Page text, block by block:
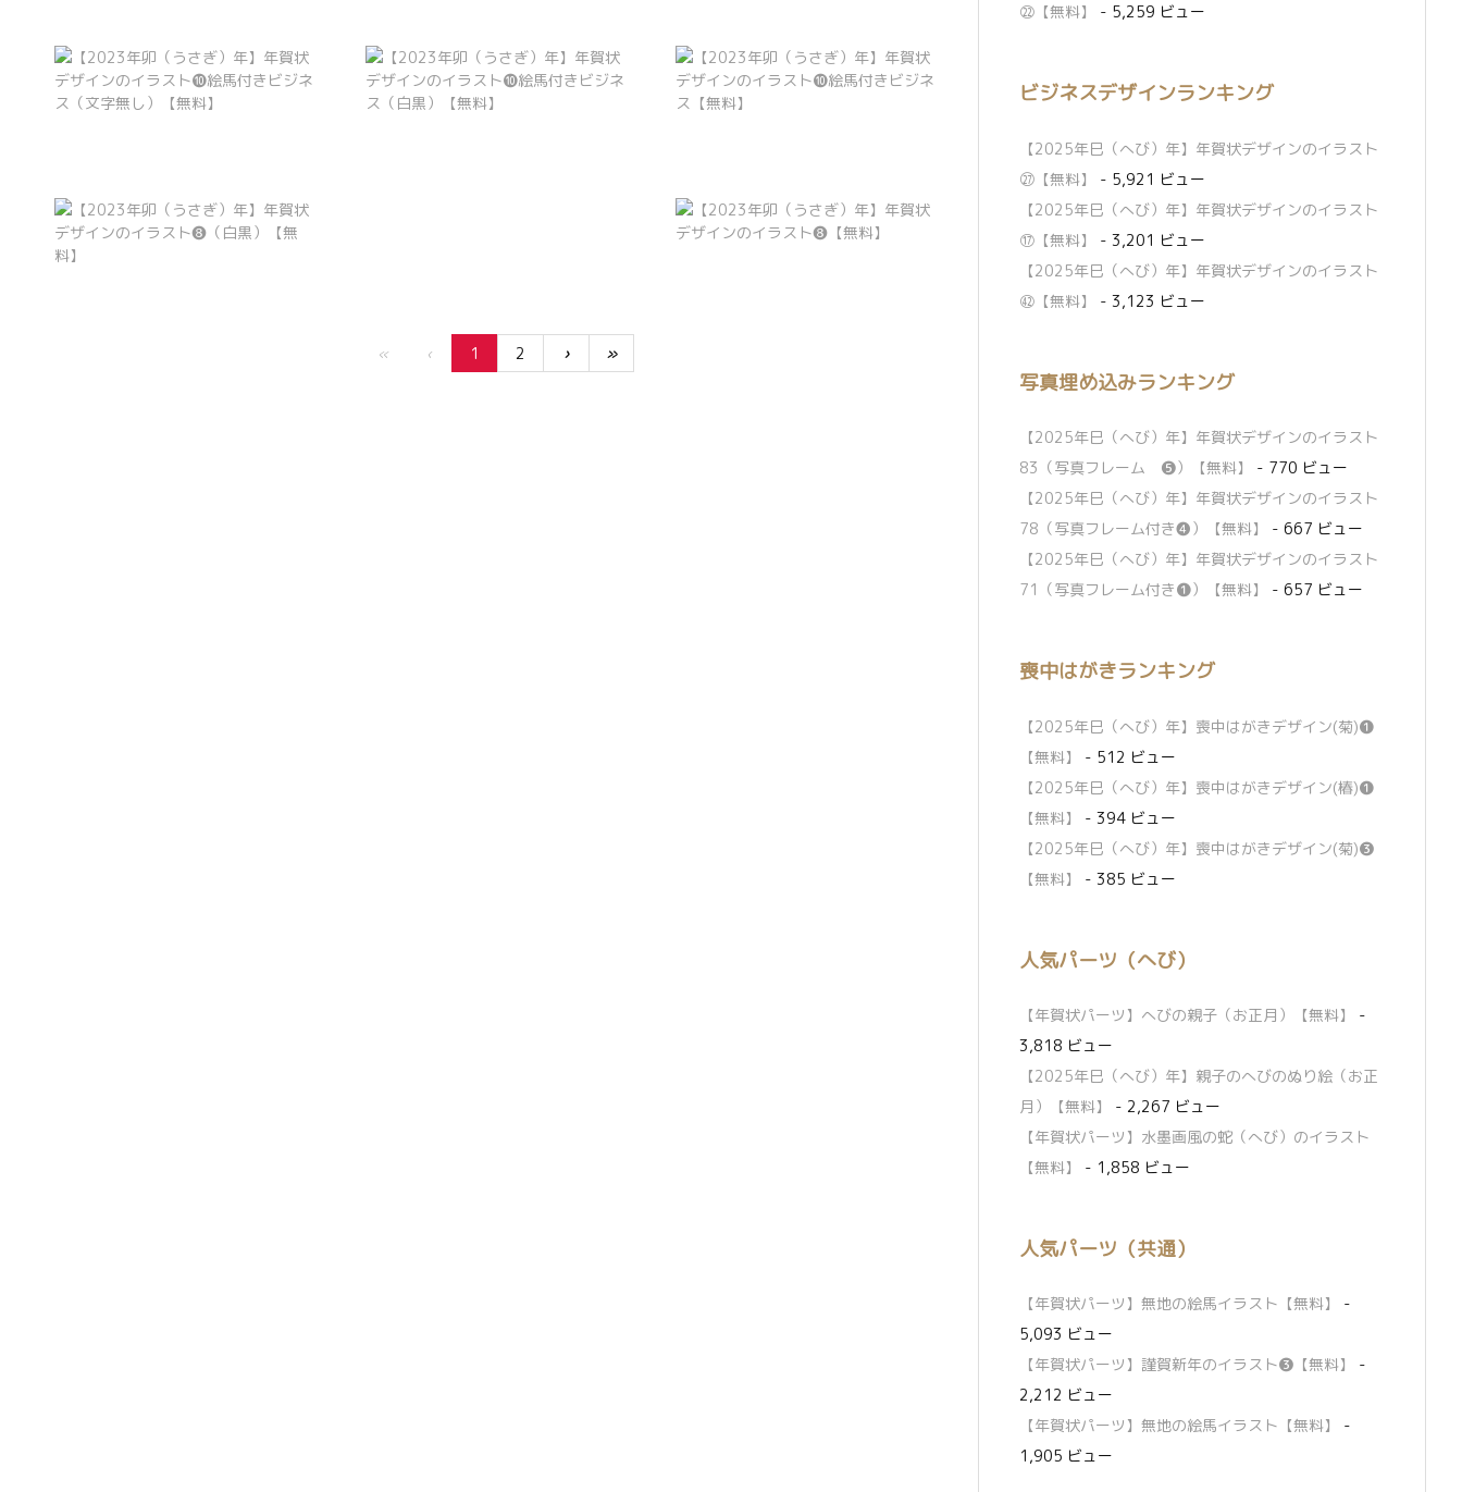
« ‹ 1 2 › »
㉒【無料】
- 5,259 ビュー
ビジネスデザインランキング
【2025年巳（へび）年】年賀状デザインのイラスト
㉗【無料】
- 5,921 ビュー
【2025年巳（へび）年】年賀状デザインのイラスト
⑰【無料】
- 3,201 ビュー
【2025年巳（へび）年】年賀状デザインのイラスト
㊷【無料】
- 3,123 ビュー
写真埋め込みランキング
【2025年巳（へび）年】年賀状デザインのイラスト
83（写真フレーム ❺）【無料】
- 770 ビュー
【2025年巳（へび）年】年賀状デザインのイラスト
78（写真フレーム付き❹）【無料】
- 667 ビュー
【2025年巳（へび）年】年賀状デザインのイラスト
71（写真フレーム付き❶）【無料】
- 657 ビュー
喪中はがきランキング
【2025年巳（へび）年】喪中はがきデザイン(菊)❶
【無料】
- 512 ビュー
【2025年巳（へび）年】喪中はがきデザイン(椿)❶
【無料】
- 394 ビュー
【2025年巳（へび）年】喪中はがきデザイン(菊)❸
【無料】
- 385 ビュー
人気パーツ（へび）
【年賀状パーツ】へびの親子（お正月）【無料】
-
3,818 ビュー
【2025年巳（へび）年】親子のへびのぬり絵（お正
月）【無料】
- 2,267 ビュー
【年賀状パーツ】水墨画風の蛇（へび）のイラスト
【無料】
- 1,858 ビュー
人気パーツ（共通）
【年賀状パーツ】無地の絵馬イラスト【無料】
-
5,093 ビュー
【年賀状パーツ】謹賀新年のイラスト❸【無料】
-
2,212 ビュー
【年賀状パーツ】無地の絵馬イラスト【無料】
-
1,905 ビュー